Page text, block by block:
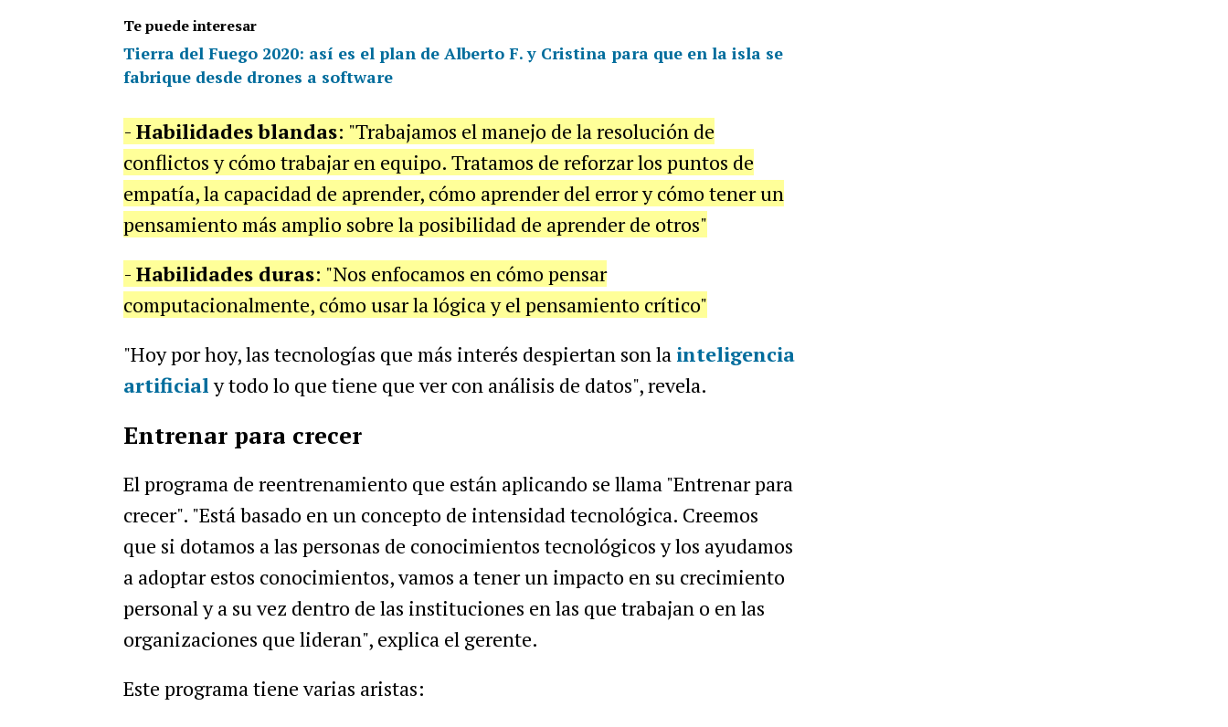
Te puede interesar
Tierra del Fuego 2020: así es el plan de Alberto F. y Cristina para que en la isla se
fabrique desde drones a software
- Habilidades blandas: "Trabajamos el manejo de la resolución de
conflictos y cómo trabajar en equipo. Tratamos de reforzar los puntos de
empatía, la capacidad de aprender, cómo aprender del error y cómo tener un
pensamiento más amplio sobre la posibilidad de aprender de otros"
- Habilidades duras: "Nos enfocamos en cómo pensar
computacionalmente, cómo usar la lógica y el pensamiento crítico"
"Hoy por hoy, las tecnologías que más interés despiertan son la inteligencia
artificialy todo lo que tiene que ver con análisis de datos", revela.
Entrenar para crecer
El programa de reentrenamiento que están aplicando se llama "Entrenar para
crecer". "Está basado en un concepto de intensidad tecnológica. Creemos
que si dotamos a las personas de conocimientos tecnológicos y los ayudamos
a adoptar estos conocimientos, vamos a tener un impacto en su crecimiento
personal y a su vez dentro de las instituciones en las que trabajan o en las
organizaciones que lideran", explica el gerente.
Este programa tiene varias aristas: